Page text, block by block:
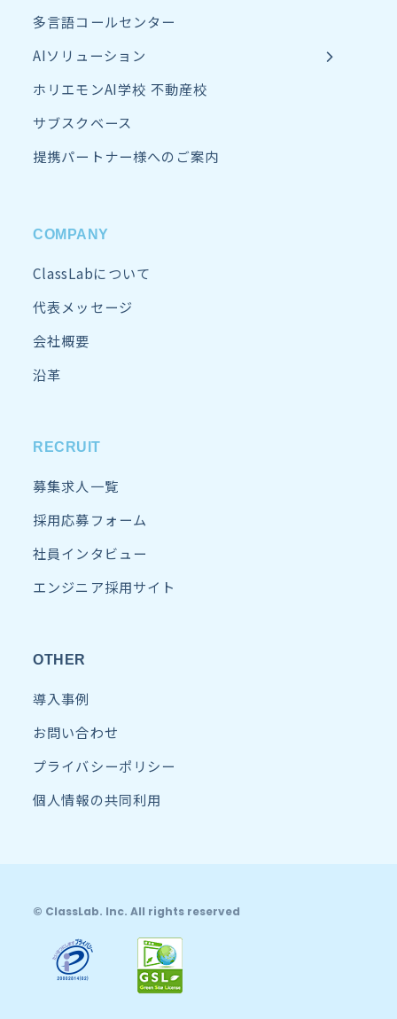
多言語コールセンター
AIソリューション
ホリエモンAI学校 不動産校
サブスクベース
提携パートナー様へのご案内
COMPANY
ClassLabについて
代表メッセージ
会社概要
沿革
RECRUIT
募集求人一覧
採用応募フォーム
社員インタビュー
エンジニア採用サイト
OTHER
導入事例
お問い合わせ
プライバシーポリシー
個人情報の共同利用
© ClassLab. Inc. All rights reserved